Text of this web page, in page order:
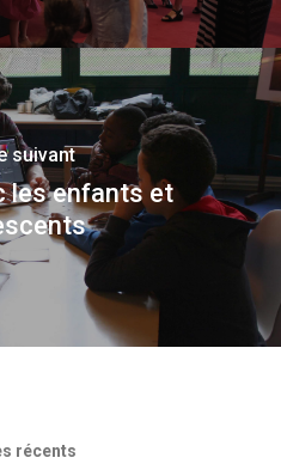
suivant
les enfants et
récents